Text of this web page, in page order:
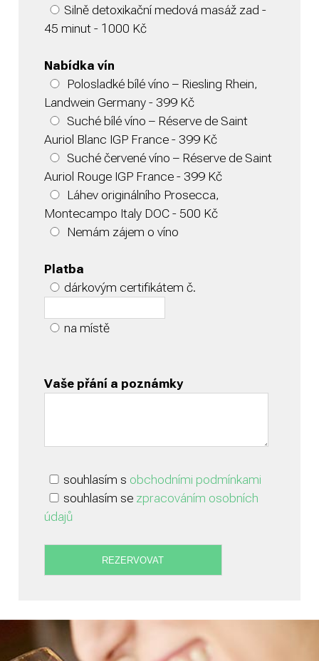
Silně detoxikační medová masáž zad -
45 minut - 1000 Kč
Nabídka vín
Polosladké bílé víno – Riesling Rhein,
Landwein Germany - 399 Kč
Suché bílé víno – Réserve de Saint
Auriol Blanc IGP France - 399 Kč
Suché červené víno – Réserve de Saint
Auriol Rouge IGP France - 399 Kč
Láhev originálního Prosecca,
Montecampo Italy DOC - 500 Kč
Nemám zájem o víno
Platba
dárkovým certifikátem č.
na místě
Vaše přání a poznámky
souhlasím s obchodními podmínkami
souhlasím se zpracováním osobních
údajů